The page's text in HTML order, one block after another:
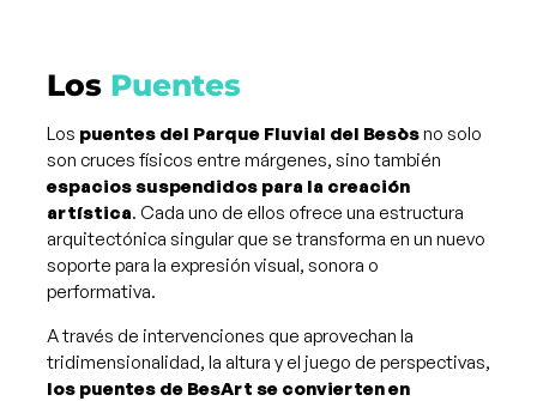
Los puentes del Parque Fluvial del Besòsno solo
son cruces físicos entre márgenes, sino también
espacios suspendidos para la creación
artística. Cada uno de ellos ofrece una estructura
arquitectónica singular que se transforma en un nuevo
soporte para la expresión visual, sonora o
performativa.
A través de intervenciones que aprovechan la
tridimensionalidad, la altura y el juego de perspectivas,
los puentes de BesArt se convierten en
Los Puentes